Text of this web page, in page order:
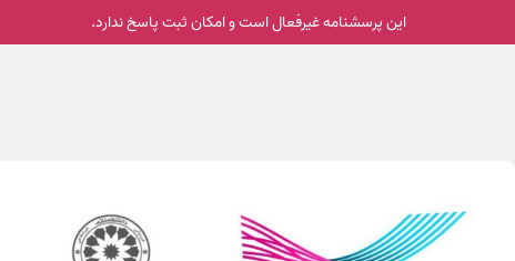
این پرسشنامه غیر‌فعال است و امکان ثبت پاسخ ندارد.